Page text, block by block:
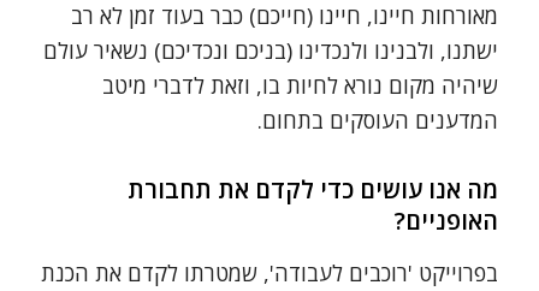
מאורחות חיינו, חיינו (חייכם) כבר בעוד זמן לא רב
ישתנו, ולבנינו ולנכדינו (בניכם ונכדיכם) נשאיר עולם
שיהיה מקום נורא לחיות בו, וזאת לדברי מיטב
המדענים העוסקים בתחום.
מה אנו עושים כדי לקדם את תחבורת
האופניים?
בפרוייקט 'רוכבים לעבודה', שמטרתו לקדם את הכנת